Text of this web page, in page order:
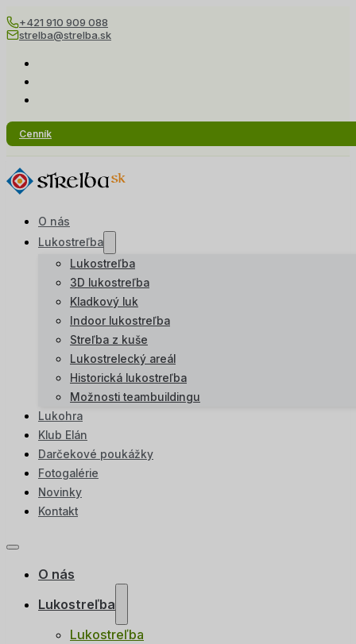
+421 910 909 088
strelba@strelba.sk
Cenník
O nás
Lukostreľba
Lukostreľba
3D lukostreľba
Kladkový luk
Indoor lukostreľba
Streľba z kuše
Lukostrelecký areál
Historická lukostreľba
Možnosti teambuildingu
Lukohra
Klub Elán
Darčekové poukážky
Fotogalérie
Novinky
Kontakt
O nás
Lukostreľba
Lukostreľba